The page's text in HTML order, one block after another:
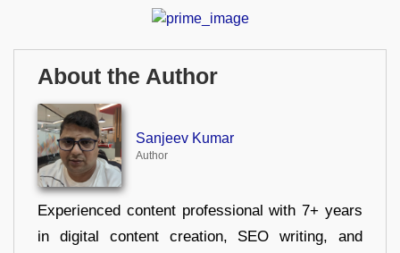
About the Author
Sanjeev Kumar
Author
Experienced content professional with 7+ years
in digital content creation, SEO writing, and